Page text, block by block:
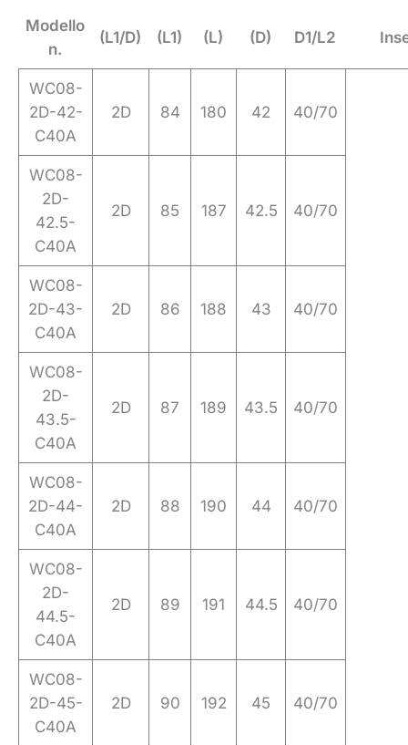
Modello
n.
(L1/D) (L1) (L) (D) D1/L2
WC08-
2D-42-
C40A
2D 84 180 42 40/70
WC08-
2D-
42.5-
C40A
2D 85 187 42.5 40/70
WC08-
2D-43-
C40A
2D 86 188 43 40/70
WC08-
2D-
43.5-
C40A
2D 87 189 43.5 40/70
WC08-
2D-44-
C40A
2D 88 190 44 40/70
WC08-
2D-
44.5-
C40A
2D 89 191 44.5 40/70
WC08-
2D-45-
C40A
2D 90 192 45 40/70